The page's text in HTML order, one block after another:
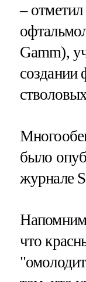
– отметил
Gamm),
создании
было
журнале
что